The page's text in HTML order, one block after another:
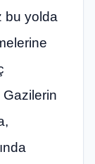
bu yolda
Gazilerin